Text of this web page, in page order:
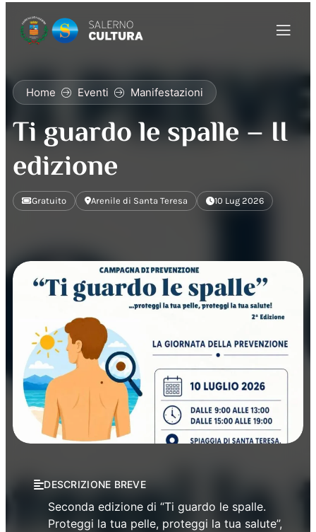
Home Eventi Manifestazioni
Ti guardo le spalle – II
edizione
Gratuito Arenile di Santa Teresa 10 Lug 2026
DESCRIZIONE BREVE
Seconda edizione di “Ti guardo le spalle.
Proteggi la tua pelle, proteggi la tua salute”,